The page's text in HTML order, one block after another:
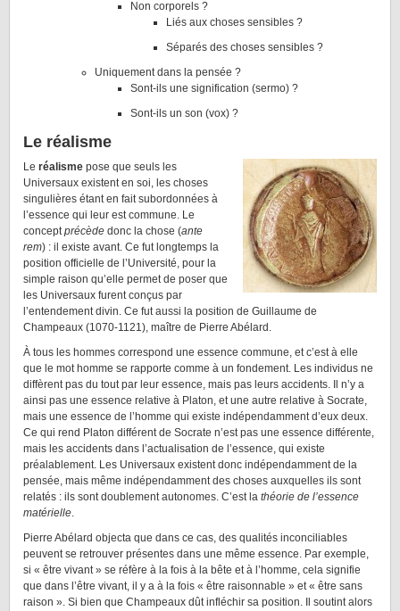
Non corporels ?
Liés aux choses sensibles ?
Séparés des choses sensibles ?
Uniquement dans la pensée ?
Sont-ils une signification (sermo) ?
Sont-ils un son (vox) ?
Le réalisme
Le réalisme pose que seuls les
Universaux existent en soi, les choses
singulières étant en fait subordonnées à
l’essence qui leur est commune. Le
conceptprécède donc la chose (ante
rem) : il existe avant. Ce fut longtemps la
position officielle de l’Université, pour la
simple raison qu’elle permet de poser que
les Universaux furent conçus par
l’entendement divin. Ce fut aussi la position de Guillaume de
Champeaux (1070-1121), maître de Pierre Abélard.
À tous les hommes correspond une essence commune, et c’est à elle
que le mot homme se rapporte comme à un fondement. Les individus ne
diffèrent pas du tout par leur essence, mais pas leurs accidents. Il n’y a
ainsi pas une essence relative à Platon, et une autre relative à Socrate,
mais une essence de l’homme qui existe indépendamment d’eux deux.
Ce qui rend Platon différent de Socrate n’est pas une essence différente,
mais les accidents dans l’actualisation de l’essence, qui existe
préalablement. Les Universaux existent donc indépendamment de la
pensée, mais même indépendamment des choses auxquelles ils sont
relatés : ils sont doublement autonomes. C’est la théorie de l’essence
matérielle.
Pierre Abélard objecta que dans ce cas, des qualités inconciliables
peuvent se retrouver présentes dans une même essence. Par exemple,
si « être vivant » se réfère à la fois à la bête et à l’homme, cela signifie
que dans l’être vivant, il y a à la fois « être raisonnable » et « être sans
raison ». Si bien que Champeaux dût infléchir sa position. Il soutint alors